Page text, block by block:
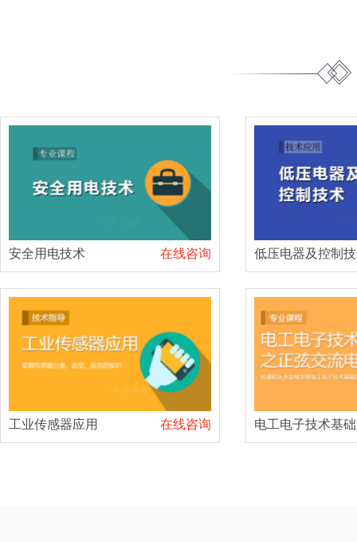
安全用电技术 在线咨询 低压电器及控制
工业传感器应用 在线咨询 电工电子技术基础